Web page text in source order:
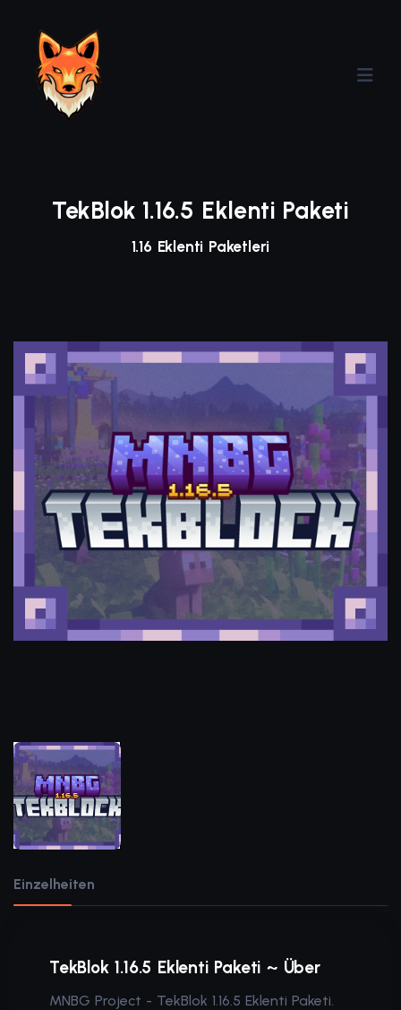
TekBlok 1.16.5 Eklenti Paketi
1.16 Eklenti Paketleri
Einzelheiten
TekBlok 1.16.5 Eklenti Paketi ~ Über
MNBG Project - TekBlok 1.16.5 Eklenti Paketi.